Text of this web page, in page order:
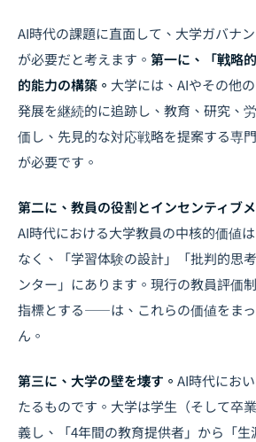
AI時代の課題に直面して、大学ガバナ
が必要だと考えます。 第一に、「戦略
的能力の構築。 大学には、AIやその他
発展を継続的に追跡し、教育、研究、
価し、先見的な対応戦略を提案する専
が必要です。
第二に、教員の役割とインセンティブ
AI時代における大学教員の中核的価値
なく、「学習体験の設計」「批判的思
ンター」にあります。現行の教員評
指標とする――は、これらの価値をま
ん。
第三に、大学の壁を壊す。 AI時代にお
たるものです。大学は学生（そして卒
義し、「4年間の教育提供者」から「生